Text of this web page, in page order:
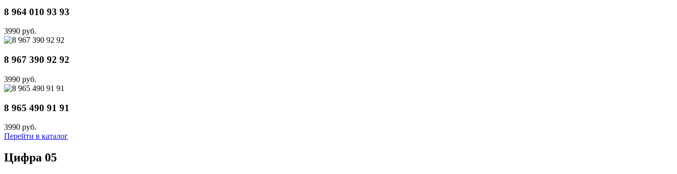
8 964 010 93 93
3990 руб.
8 967 390 92 92
3990 руб.
8 965 490 91 91
3990 руб.
Перейти в каталог
Цифра 05